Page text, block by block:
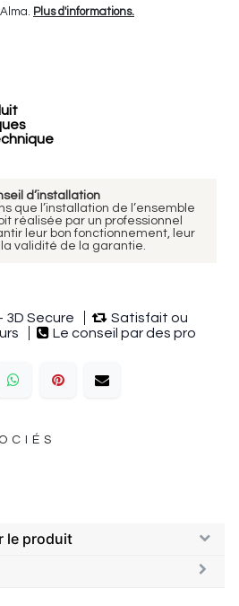
Plus d'informations.
d’installation
que l’installation de l’ensemble
réalisée par un professionnel
leur bon fonctionnement, leur
validité de la garantie.
3D Secure
Satisfait ou
Le conseil par des pro
le produit